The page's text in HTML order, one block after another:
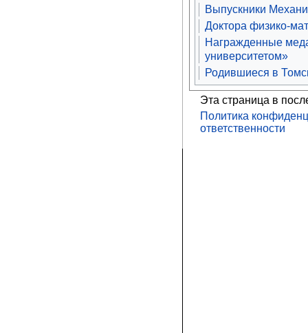
Выпускники
Доктора физико-
Награжденные
университетом»
Родившиеся в
Эта страница в
Политика
ответственности